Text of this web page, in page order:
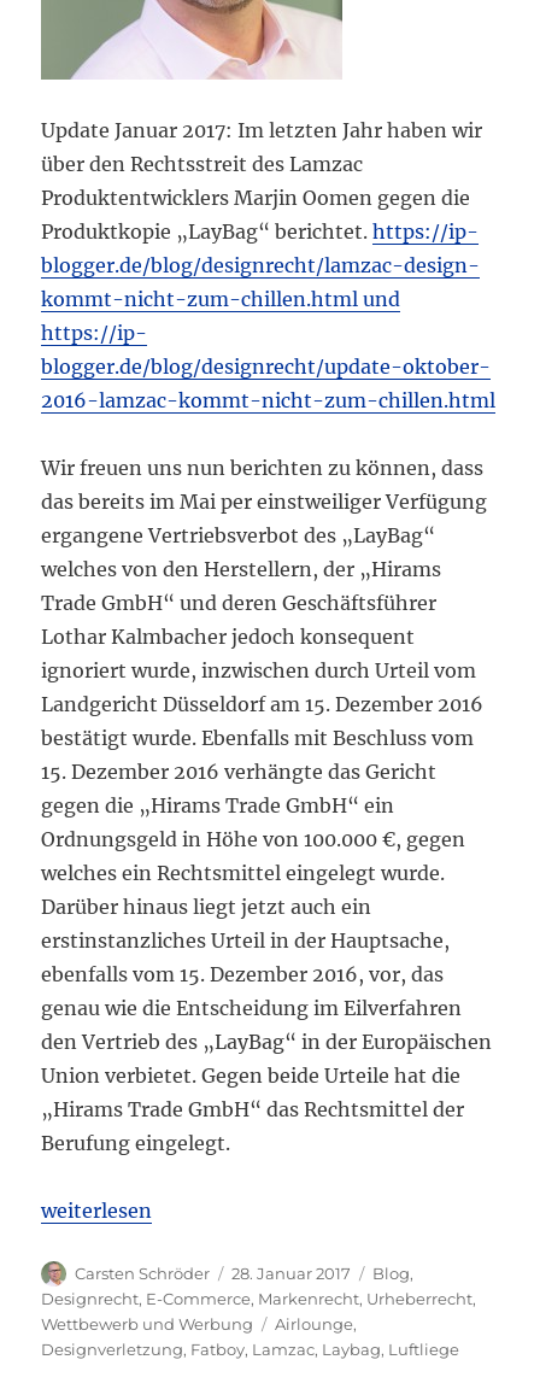
Update Januar 2017: Im letzten Jahr haben wir
über den Rechtsstreit des Lamzac
Produktentwicklers Marjin Oomen gegen die
Produktkopie „LayBag“ berichtet.https://ip-
blogger.de/blog/designrecht/lamzac-design-
kommt-nicht-zum-chillen.html und
https://ip-
blogger.de/blog/designrecht/update-oktober-
2016-lamzac-kommt-nicht-zum-chillen.html
Wir freuen uns nun berichten zu können, dass
das bereits im Mai per einstweiliger Verfügung
ergangene Vertriebsverbot des „LayBag“
welches von den Herstellern, der „Hirams
Trade GmbH“ und deren Geschäftsführer
Lothar Kalmbacher jedoch konsequent
ignoriert wurde, inzwischen durch Urteil vom
Landgericht Düsseldorf am 15. Dezember 2016
bestätigt wurde. Ebenfalls mit Beschluss vom
15. Dezember 2016 verhängte das Gericht
gegen die „Hirams Trade GmbH“ ein
Ordnungsgeld in Höhe von 100.000 €, gegen
welches ein Rechtsmittel eingelegt wurde.
Darüber hinaus liegt jetzt auch ein
erstinstanzliches Urteil in der Hauptsache,
ebenfalls vom 15. Dezember 2016, vor, das
genau wie die Entscheidung im Eilverfahren
den Vertrieb des „LayBag“ in der Europäischen
Union verbietet. Gegen beide Urteile hat die
„Hirams Trade GmbH“ das Rechtsmittel der
Berufung eingelegt.
„Lamzac darf weiter chillen: Gericht bestätigt
weiterlesen
Autor
Carsten Schröder
Veröffentlicht
am
28. Januar 2017 Kategorien
Blog,
Designrecht, E-Commerce, Markenrecht, Urheberrecht,
Wettbewerb und Werbung
Schlagwörter
Airlounge,
Designverletzung, Fatboy, Lamzac, Laybag, Luftliege